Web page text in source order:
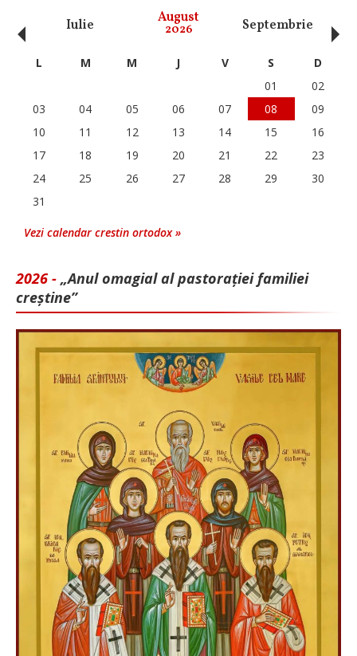
Iulie August
2026 Septembrie
‹ L M M J V S
D
01
02
03
04 05 06 07 08
09
10
11 12 13 14 15
16
17
18 19 20 21 22
23
24
25 26 27 28 29
30
31
Vezi calendar crestin ortodox »
2026 - „Anul omagial al pastorației familiei
creștine”